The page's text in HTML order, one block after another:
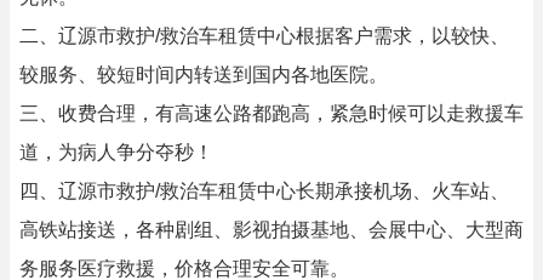
二、辽源市救护/救治车租赁中心根据客户需求，以较快、
较服务、较短时间内转送到国内各地医院。
三、收费合理，有高速公路都跑高，紧急时候可以走救援车
道，为病人争分夺秒！
四、辽源市救护/救治车租赁中心长期承接机场、火车站、
高铁站接送，各种剧组、影视拍摄基地、会展中心、大型商
务服务医疗救援，价格合理安全可靠。